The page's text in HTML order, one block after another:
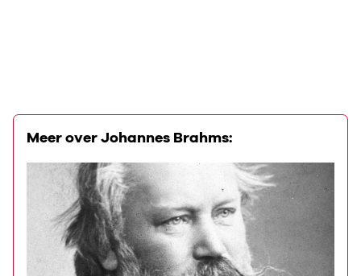
Meer over Johannes Brahms: